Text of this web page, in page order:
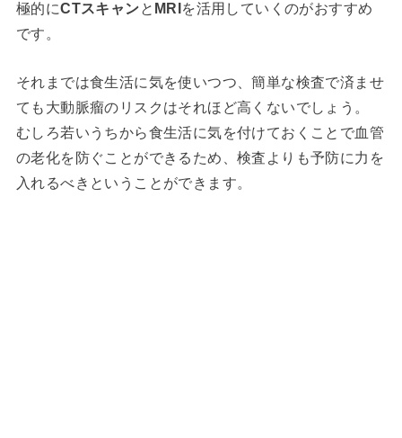
極的にCTスキャンと MRI を活用していくのがおすすめ
です。
それまでは食生活に気を使いつつ、簡単な検査で済ませ
ても大動脈瘤のリスクはそれほど高くないでしょう。
むしろ若いうちから食生活に気を付けておくことで血管
の老化を防ぐことができるため、検査よりも予防に力を
入れるべきということができます。